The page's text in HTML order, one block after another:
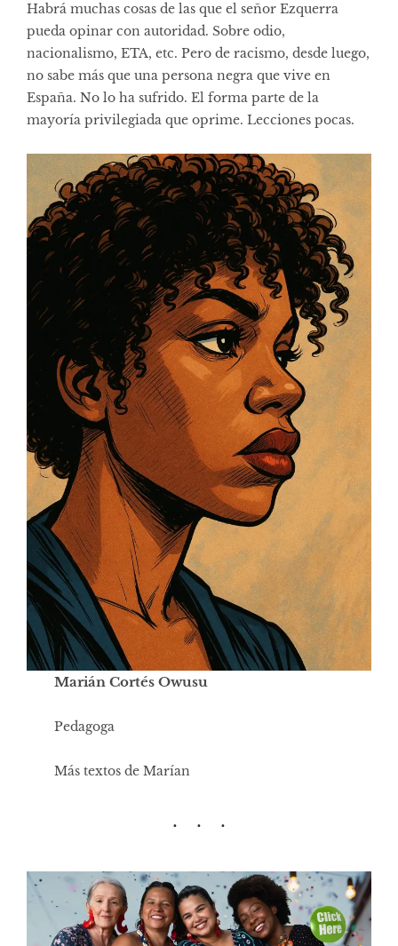
Habrá muchas cosas de las que el señor Ezquerra
pueda opinar con autoridad. Sobre odio,
nacionalismo, ETA, etc. Pero de racismo, desde luego,
no sabe más que una persona negra que vive en
España. No lo ha sufrido. El forma parte de la
mayoría privilegiada que oprime. Lecciones pocas.
Marián Cortés Owusu
Pedagoga
Más textos de Marían